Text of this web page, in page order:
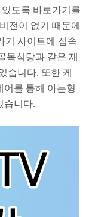
도록 바로가기를
전이 없기 때문에
기 사이트에 접속
목식당과 같은 재
습니다. 또한 케
어를 통해 아는형
습니다.